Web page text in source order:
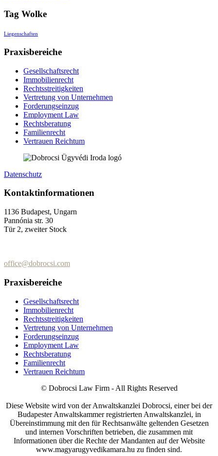
Tag Wolke
Liegenschaften
Praxisbereiche
Gesellschaftsrecht
Immobilienrecht
Rechtsstreitigkeiten
Vertretung von Unternehmen
Forderungseinzug
Employment Law
Rechtsberatung
Familienrecht
Vertrauen Reichtum
Datenschutz
Kontaktinformationen
1136 Budapest, Ungarn
Pannónia str. 30
Tür 2, zweiter Stock
office@dobrocsi.com
Praxisbereiche
Gesellschaftsrecht
Immobilienrecht
Rechtsstreitigkeiten
Vertretung von Unternehmen
Forderungseinzug
Employment Law
Rechtsberatung
Familienrecht
Vertrauen Reichtum
© Dobrocsi Law Firm - All Rights Reserved
Diese Website wird von der Anwaltskanzlei Dobrocsi, einer bei der
Budapester Anwaltskammer registrierten Anwaltskanzlei, in
Übereinstimmung mit den für Rechtsanwälte geltenden Gesetzen
und internen Vorschriften betrieben, die zusammen mit
Informationen über die Rechte der Mandanten auf der Website
www.magyarugyvedikamara.hu zu finden sind.